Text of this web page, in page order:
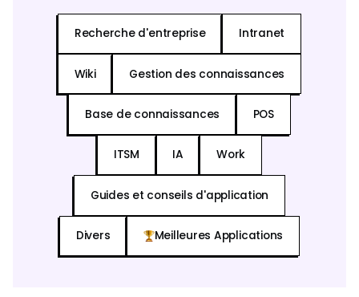
Recherche d'entreprise Intranet
Wiki Gestion des connaissances
Base de connaissances POS
ITSM IA Work
Guides et conseils d'application
Divers Meilleures Applications